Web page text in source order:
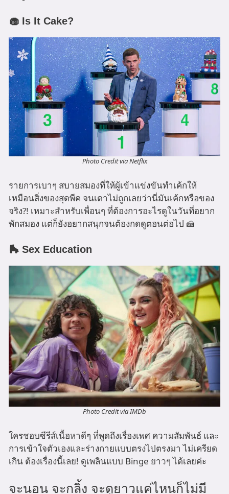
🧁 Is It Cake?
Photo Credit via Netflix
รายการเบาๆ สบายสมองที่ให้ผู้เข้าแข่งขันทำเค้กให้
เหมือนสิ่งของสุดพีค จนเดาไม่ถูกเลยว่านี่มันเค้กหรือของ
จริง?! เหมาะสำหรับเพื่อนๆ ที่ต้องการอะไรดูในวันที่อยาก
พักสมอง แต่ก็ยังอยากสนุกจนต้องกดดูตอนต่อไป 🍰
🛼 Sex Education
Photo Credit via IMDb
ใครชอบซีรีส์เนื้อหาดีๆ ที่พูดถึงเรื่องเพศ ความสัมพันธ์ และ
การเข้าใจตัวเองและร่างกายแบบตรงไปตรงมา ไม่เครียด
เกิน ต้องเรื่องนี้เลย! ดูเพลินแบบ Binge ยาวๆ ได้เลยค่ะ
จะนอน จะกลิ้ง จะดูยาวแค่ไหนก็ไม่มี